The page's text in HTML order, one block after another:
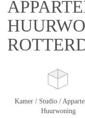
Kamer / Studio /
Huurwoning